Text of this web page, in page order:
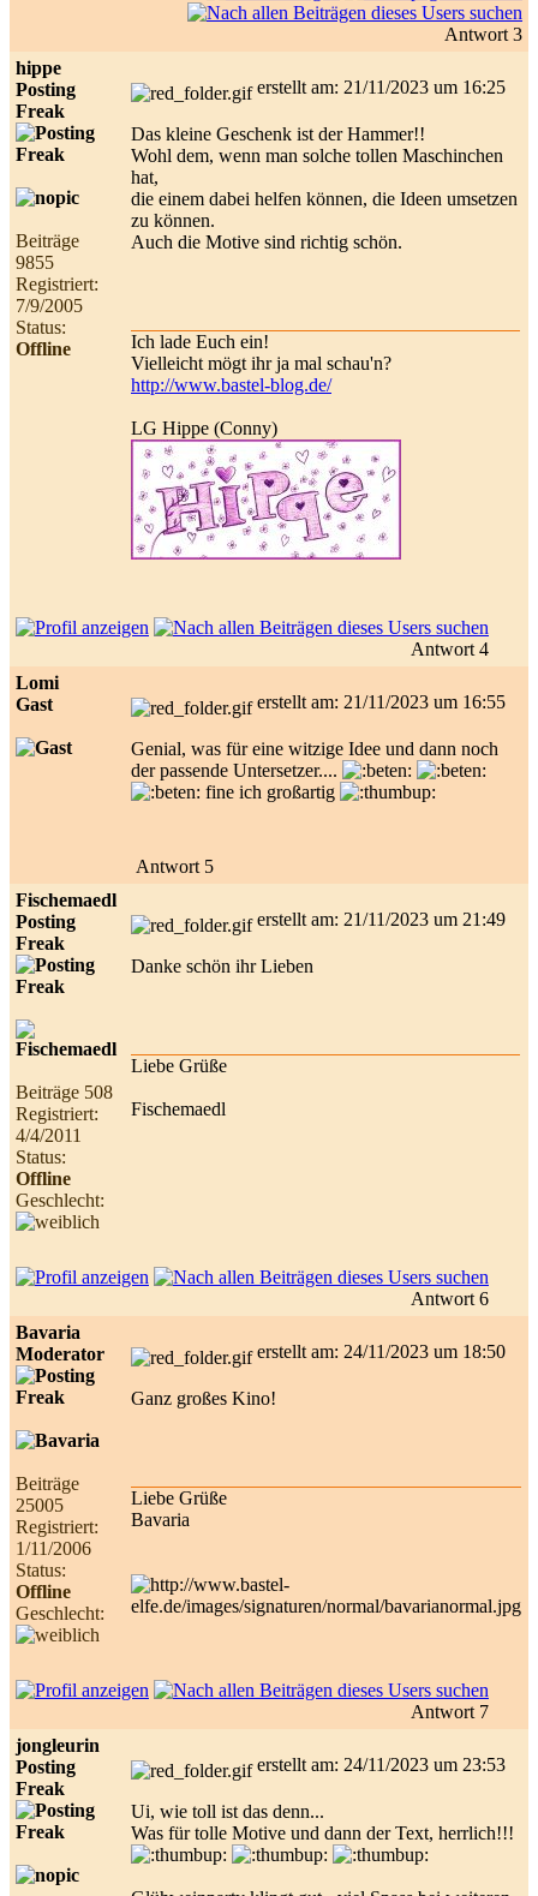
Antwort 3
hippe
Posting
Freak
Beiträge
9855
Registriert:
7/9/2005
Status:
Offline
erstellt am: 21/11/2023 um 16:25
Das kleine Geschenk ist der Hammer!!
Wohl dem, wenn man solche tollen Maschinchen
hat,
die einem dabei helfen können, die Ideen umsetzen
zu können.
Auch die Motive sind richtig schön.
Ich lade Euch ein!
Vielleicht mögt ihr ja mal schau'n?
http://www.bastel-blog.de/
LG Hippe (Conny)
Antwort 4
Lomi
Gast
erstellt am: 21/11/2023 um 16:55
Genial, was für eine witzige Idee und dann noch
der passende Untersetzer....
fine ich großartig
Antwort 5
Fischemaedl
Posting
Freak
Beiträge 508
Registriert:
4/4/2011
Status:
Offline
Geschlecht:
erstellt am: 21/11/2023 um 21:49
Danke schön ihr Lieben
Liebe Grüße
Fischemaedl
Antwort 6
Bavaria
Moderator
Beiträge
25005
Registriert:
1/11/2006
Status:
Offline
Geschlecht:
erstellt am: 24/11/2023 um 18:50
Ganz großes Kino!
Liebe Grüße
Bavaria
Antwort 7
jongleurin
Posting
Freak
erstellt am: 24/11/2023 um 23:53
Ui, wie toll ist das denn...
Was für tolle Motive und dann der Text, herrlich!!!